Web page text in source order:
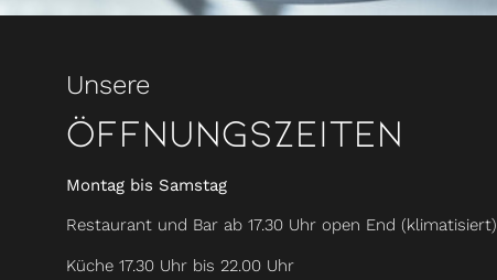
Unsere
Öffnungszeiten
Montag bis Samstag
Restaurant und Bar ab 17.30 Uhr open End (klimatisiert)
Küche 17.30 Uhr bis 22.00 Uhr